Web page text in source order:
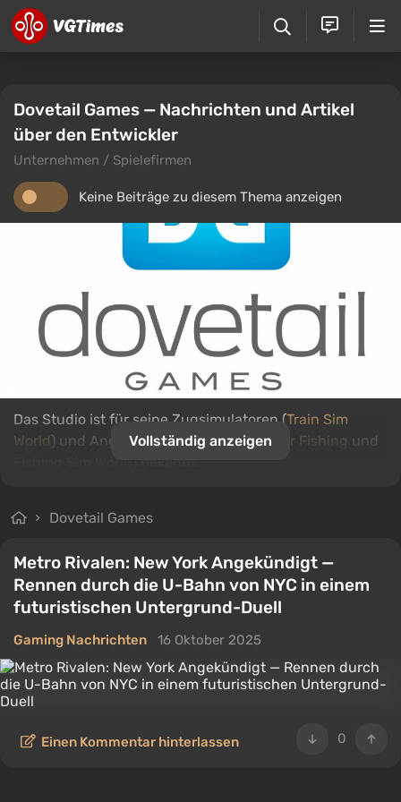
Dovetail Games — Nachrichten und Artikel
über den Entwickler
Unternehmen / Spielefirmen
Keine Beiträge zu diesem Thema anzeigen
Das Studio ist für seine Zugsimulatoren (Train Sim
World) und Angelsimulatoren (Bassmaster Fishing und
Vollständig anzeigen
Dovetail Games
Metro Rivalen: New York Angekündigt —
Rennen durch die U-Bahn von NYC in einem
futuristischen Untergrund-Duell
Gaming Nachrichten 16 Oktober 2025
0
Einen Kommentar hinterlassen